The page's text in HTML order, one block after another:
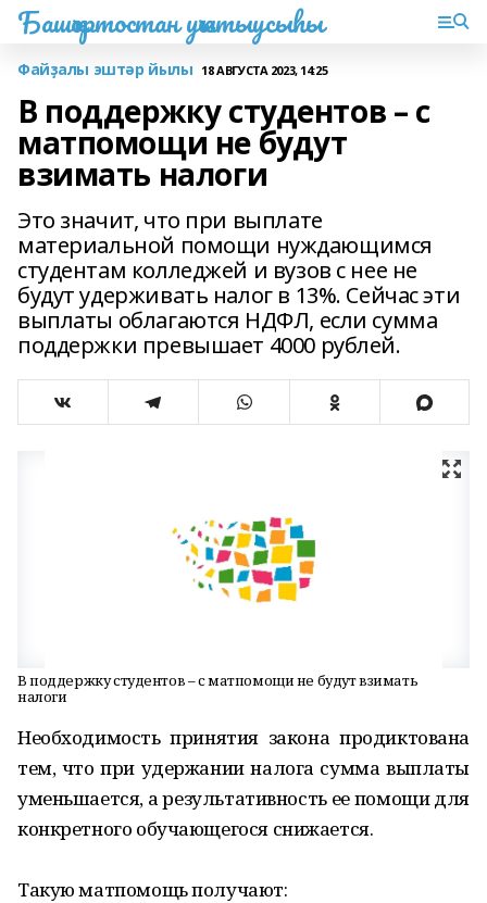
Башҡортостан уҡытыусыһы
Файҙалы эштәр йылы 18 АВГУСТА 2023, 14:25
В поддержку студентов – с
матпомощи не будут
взимать налоги
Это значит, что при выплате
материальной помощи нуждающимся
студентам колледжей и вузов с нее не
будут удерживать налог в 13%. Сейчас эти
выплаты облагаются НДФЛ, если сумма
поддержки превышает 4000 рублей.
В поддержку студентов – с матпомощи не будут взимать
налоги
Необходимость принятия закона продиктована
тем, что при удержании налога сумма выплаты
уменьшается, а результативность ее помощи для
конкретного обучающегося снижается.
Такую матпомощь получают: